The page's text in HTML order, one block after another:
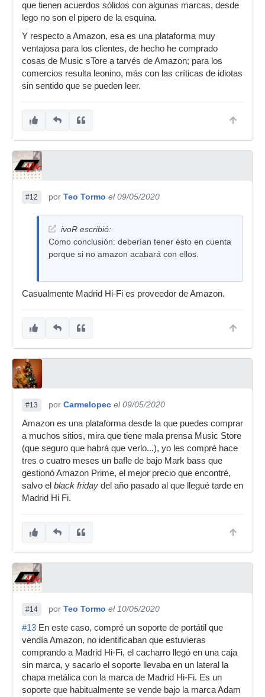
que tienen acuerdos sólidos con algunas marcas, desde
lego no son el pipero de la esquina.
Y respecto a Amazon, esa es una plataforma muy
ventajosa para los clientes, de hecho he comprado
cosas de Music sTore a tarvés de Amazon; para los
comercios resulta leonino, más con las críticas de idiotas
sin sentido que se pueden leer.
#12 por Teo Tormo el 09/05/2020
ivoR escribió:
Como conclusión: deberían tener ésto en cuenta
porque si no amazon acabará con ellos.
Casualmente Madrid Hi-Fi es proveedor de Amazon.
#13 por Carmelopec el 09/05/2020
Amazon es una plataforma desde la que puedes comprar
a muchos sitios, mira que tiene mala prensa Music Store
(que seguro que habrá que verlo...), yo les compré hace
tres o cuatro meses un bafle de bajo Mark bass que
gestionó Amazon Prime, el mejor precio que encontré,
salvo el black friday del año pasado al que llegué tarde en
Madrid Hi Fi.
#14 por Teo Tormo el 10/05/2020
#13 En este caso, compré un soporte de portátil que
vendía Amazon, no identificaban que estuvieras
comprando a Madrid Hi-Fi, el cacharro llegó en una caja
sin marca, y sacarlo el soporte llevaba en un lateral la
chapa metálica con la marca de Madrid Hi-Fi. Es un
soporte que habitualmente se vende bajo la marca Adam